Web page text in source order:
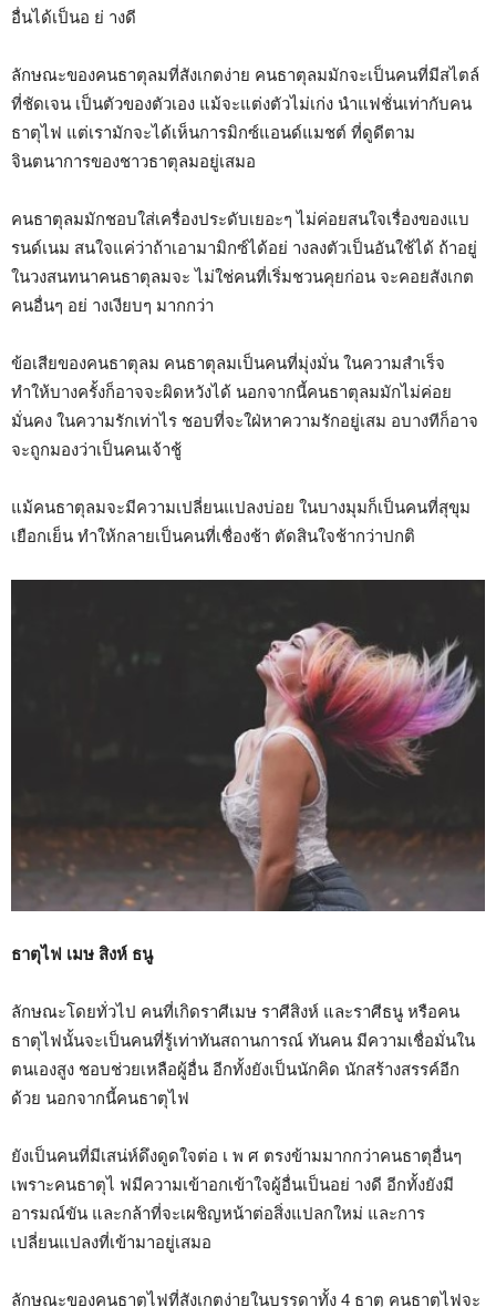
อื่นได้เป็นอ ย่ างดี
ลักษณะของคนธาตุลมที่สังเกตง่าย คนธาตุลมมักจะเป็นคนที่มีสไตล์
ที่ชัดเจน เป็นตัวของตัวเอง แม้จะแต่งตัวไม่เก่ง นำแฟชั่นเท่ากับคน
ธาตุไฟ แต่เรามักจะได้เห็นการมิกซ์แอนด์แมชต์ ที่ดูดีตาม
จินตนาการของชาวธาตุลมอยู่เสมอ
คนธาตุลมมักชอบใส่เครื่องประดับเยอะๆ ไม่ค่อยสนใจเรื่องของแบ
รนด์เนม สนใจแค่ว่าถ้าเอามามิกซ์ได้อย่ างลงตัวเป็นอันใช้ได้ ถ้าอยู่
ในวงสนทนาคนธาตุลมจะ ไม่ใช่คนที่เริ่มชวนคุยก่อน จะคอยสังเกต
คนอื่นๆ อย่ างเงียบๆ มากกว่า
ข้อเสียของคนธาตุลม คนธาตุลมเป็นคนที่มุ่งมั่น ในความสำเร็จ
ทำให้บางครั้งก็อาจจะผิดหวังได้ นอกจากนี้คนธาตุลมมักไม่ค่อย
มั่นคง ในความรักเท่าไร ชอบที่จะใฝ่หาความรักอยู่เสม อบางทีก็อาจ
จะถูกมองว่าเป็นคนเจ้าชู้
แม้คนธาตุลมจะมีความเปลี่ยนแปลงบ่อย ในบางมุมก็เป็นคนที่สุขุม
เยือกเย็น ทำให้กลายเป็นคนที่เชื่องช้า ตัดสินใจช้ากว่าปกติ
ธาตุไฟ เมษ สิงห์ ธนู
ลักษณะโดยทั่วไป คนที่เกิดราศีเมษ ราศีสิงห์ และราศีธนู หรือคน
ธาตุไฟนั้นจะเป็นคนที่รู้เท่าทันสถานการณ์ ทันคน มีความเชื่อมั่นใน
ตนเองสูง ชอบช่วยเหลือผู้อื่น อีกทั้งยังเป็นนักคิด นักสร้างสรรค์อีก
ด้วย นอกจากนี้คนธาตุไฟ
ยังเป็นคนที่มีเสน่ห์ดึงดูดใจต่อ เ พ ศ ตรงข้ามมากกว่าคนธาตุอื่นๆ
เพราะคนธาตุไ ฟมีความเข้าอกเข้าใจผู้อื่นเป็นอย่ างดี อีกทั้งยังมี
อารมณ์ขัน และกล้าที่จะเผชิญหน้าต่อสิ่งแปลกใหม่ และการ
เปลี่ยนแปลงที่เข้ามาอยู่เสมอ
ลักษณะของคนธาตุไฟที่สังเกตง่ายในบรรดาทั้ง 4 ธาตุ คนธาตุไฟจะ